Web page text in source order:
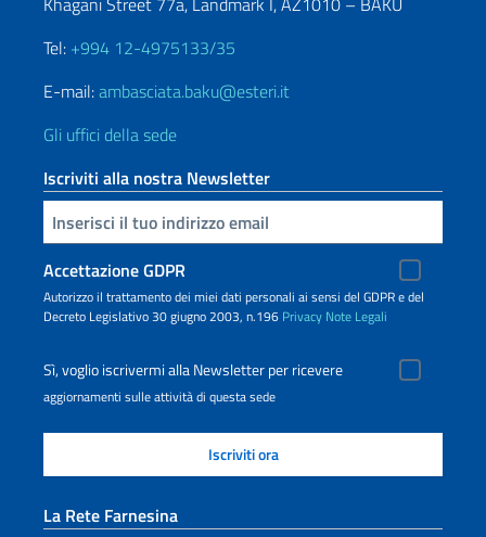
Tel: +994 12-4975133/35
E-mail:ambasciata.baku@esteri.it
Gli uffici della sede
Iscriviti alla nostra Newsletter
Inserisci la tua email
Accettazione GDPR
Autorizzo il trattamento dei miei dati personali ai sensi del GDPR e del
Decreto Legislativo 30 giugno 2003, n.196 Privacy Note Legali
Sì, voglio iscrivermi alla Newsletter per ricevere
aggiornamenti sulle attività di questa sede
La Rete Farnesina